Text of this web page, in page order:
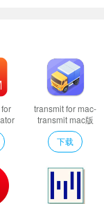
指定的文件夹的，例
只要你修改了文件程序
了还可以恢复到指定版
transmit for mac-
transmit mac版
下载 v5.9
下载